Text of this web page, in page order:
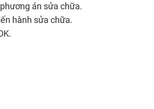
án sửa chữa.
hành sửa chữa.